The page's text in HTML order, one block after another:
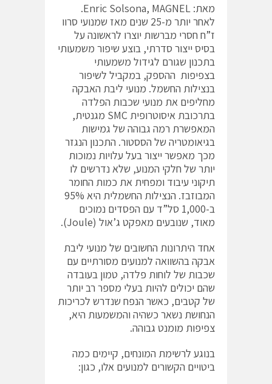
מאת: Enric Solsona, MAGNEL.
לאחר יותר מ-25 שנים מאז שמנועי סרוו
ז”ח חסרי מברשות יוצרו לראשונה על
בסיס ייצור סדרתי, בוצע שיפור משמעותי
בתכנון שגורם לגידול משמעותי
בצפיפות ההספק, במקביל לשיפור
בנצילות החשמל. מנועי ליבת האבקה
מחליפים את מנועי שכבות הפלדה
בתרכובת איסוטרופית SMC מגנטית,
המאפשרת רמה גבוהה של גמישות
בגיאומטריה של הססטור. התכנון הנגזר
מכך מאפשר ייצור בעל עלויות נמוכות
יותר של חלקי המנוע, שלא נדרשים לו
תיקוני עיבוד ומפחית את כמות החומר
המבוזבז. הנצילות החשמלית היא 95%
ב-1,000 סל”ד עם הפסדים נמוכים
מאוד, שנובעים מאפקט ג’אול (Joule).
אחד היתרונות החשובים של מנועי ליבת
אבקה בהשוואה למנועים מסורתיים עם
שכבות של לוחות פלדה, טמון בעובדה
שהם יכולים להיות בעלי מספר רב יותר
של קטבים, כאשר הנפח שנדרש לכריכות
הנחושת נשאר כשהיה והמשמעות היא,
צפיפות מומנט גבוהה.
בנוגע לרשימת המונחים, קיימים כמה
ביטויים הקשורים למנועים אלו, כגון: